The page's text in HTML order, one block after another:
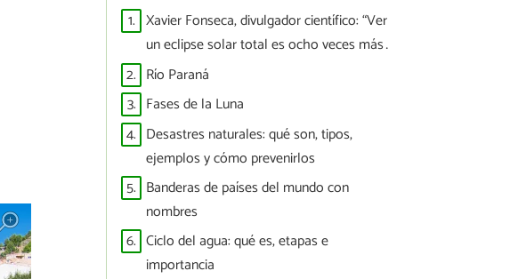
1. Xavier Fonseca, divulgador científico: “Ver
un eclipse solar total es ocho veces más
difícil que ver a España ganar un Mundial”
2. Río Paraná
3. Fases de la Luna
4. Desastres naturales: qué son, tipos,
ejemplos y cómo prevenirlos
5. Banderas de países del mundo con
nombres
6. Ciclo del agua: qué es, etapas e
importancia